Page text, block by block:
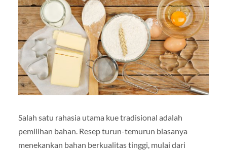
Salah satu rahasia utama kue tradisional adalah
pemilihan bahan. Resep turun-temurun biasanya
menekankan bahan berkualitas tinggi, mulai dari